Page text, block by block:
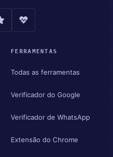
FERRAMENTAS
Todas as ferramentas
Verificador do Google
Verificador de WhatsApp
Extensão do Chrome